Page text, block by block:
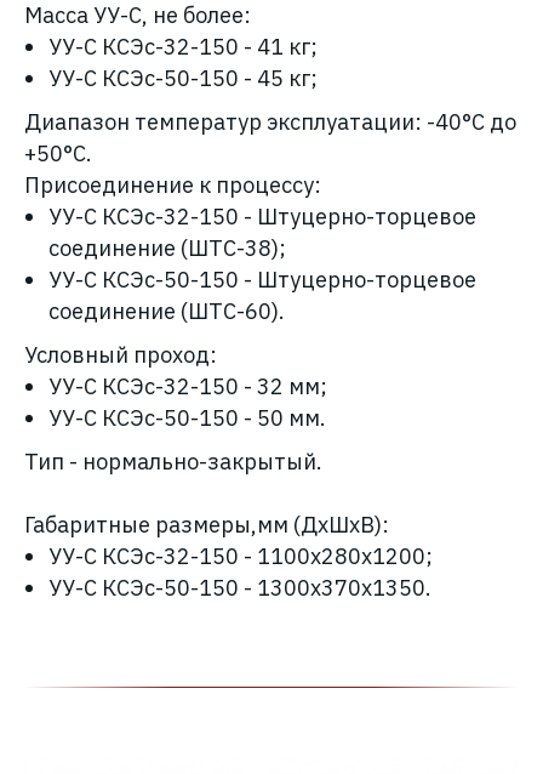
Масса УУ-С, не более:
УУ-С КСЭс-32-150 - 41 кг;
УУ-С КСЭс-50-150 - 45 кг;
Диапазон температур эксплуатации: -40°С до
+50°С.
Присоединение к процессу:
УУ-С КСЭс-32-150 - Штуцерно-торцевое
соединение (ШТС-38);
УУ-С КСЭс-50-150 - Штуцерно-торцевое
соединение (ШТС-60).
Условный проход:
УУ-С КСЭс-32-150 - 32 мм;
УУ-С КСЭс-50-150 - 50 мм.
Тип - нормально-закрытый.
Габаритные размеры,мм (ДхШхВ):
УУ-С КСЭс-32-150 - 1100х280х1200;
УУ-С КСЭс-50-150 - 1300х370х1350.